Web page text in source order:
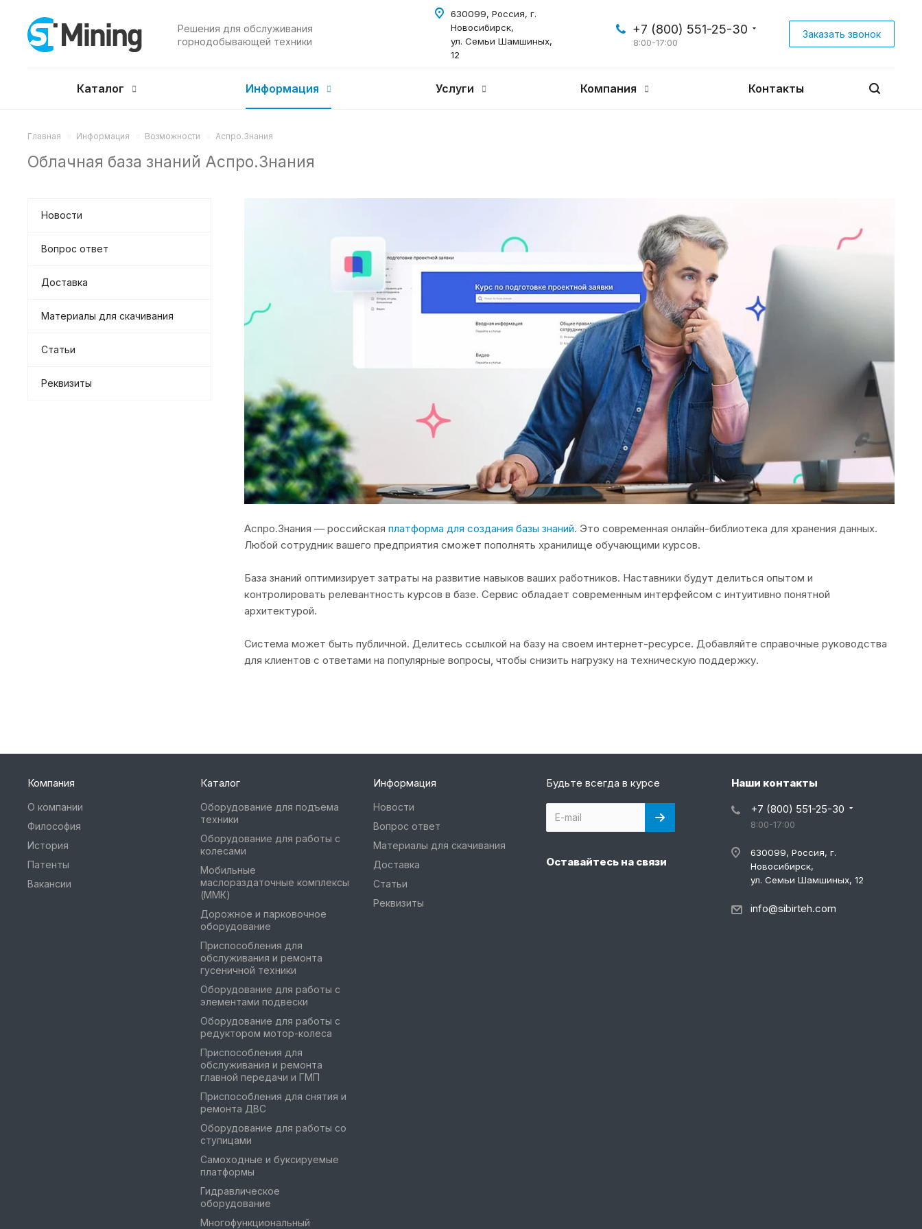
Решения для обслуживания
горнодобывающей техники
+7 (800) 551-25-30
8:00-17:00
Заказать звонок
630099, Россия, г.
Новосибирск,
ул. Семьи Шамшиных,
12
Каталог Информация Услуги Компания Контакты
Главная Информация Возможности Аспро.Знания
Облачная база знаний Аспро.Знания
Аспро.Знания — российская платформа для создания базы знаний. Это современная онлайн-библиотека для хранения данных.
Любой сотрудник вашего предприятия сможет пополнять хранилище обучающими курсов.
База знаний оптимизирует затраты на развитие навыков ваших работников. Наставники будут делиться опытом и
контролировать релевантность курсов в базе. Сервис обладает современным интерфейсом с интуитивно понятной
архитектурой.
Система может быть публичной. Делитесь ссылкой на базу на своем интернет-ресурсе. Добавляйте справочные руководства
для клиентов с ответами на популярные вопросы, чтобы снизить нагрузку на техническую поддержку.
Новости
Вопрос ответ
Доставка
Материалы для скачивания
Статьи
Реквизиты
Компания
О компании
Философия
История
Патенты
Вакансии
Каталог
Оборудование для подъема
техники
Оборудование для работы с
колесами
Мобильные
маслораздаточные комплексы
(ММК)
Дорожное и парковочное
оборудование
Приспособления для
обслуживания и ремонта
гусеничной техники
Оборудование для работы с
элементами подвески
Оборудование для работы с
редуктором мотор-колеса
Приспособления для
обслуживания и ремонта
главной передачи и ГМП
Приспособления для снятия и
ремонта ДВС
Оборудование для работы со
ступицами
Самоходные и буксируемые
платформы
Гидравлическое
оборудование
Многофункциональный
Информация
Новости
Вопрос ответ
Материалы для скачивания
Доставка
Статьи
Реквизиты
Будьте всегда в курсе
Оставайтесь на связи
Наши контакты
+7 (800) 551-25-30
8:00-17:00
630099, Россия, г.
Новосибирск,
ул. Семьи Шамшиных, 12
info@sibirteh.com